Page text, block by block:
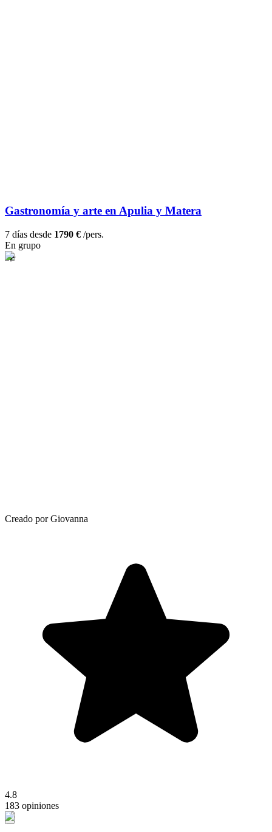
Gastronomía y arte en Apulia y Matera
7 días desde 1790 € /pers.
En grupo
Creado por Giovanna
4.8
183 opiniones